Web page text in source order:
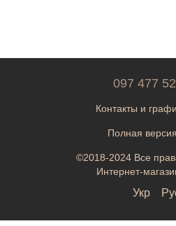
097 477
Контакты и
Полная
©2018-2024 Все
Интернет-
Укр